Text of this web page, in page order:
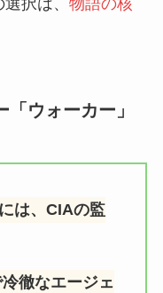
ウォーカー」
は、CIAの監
徹なエージェ